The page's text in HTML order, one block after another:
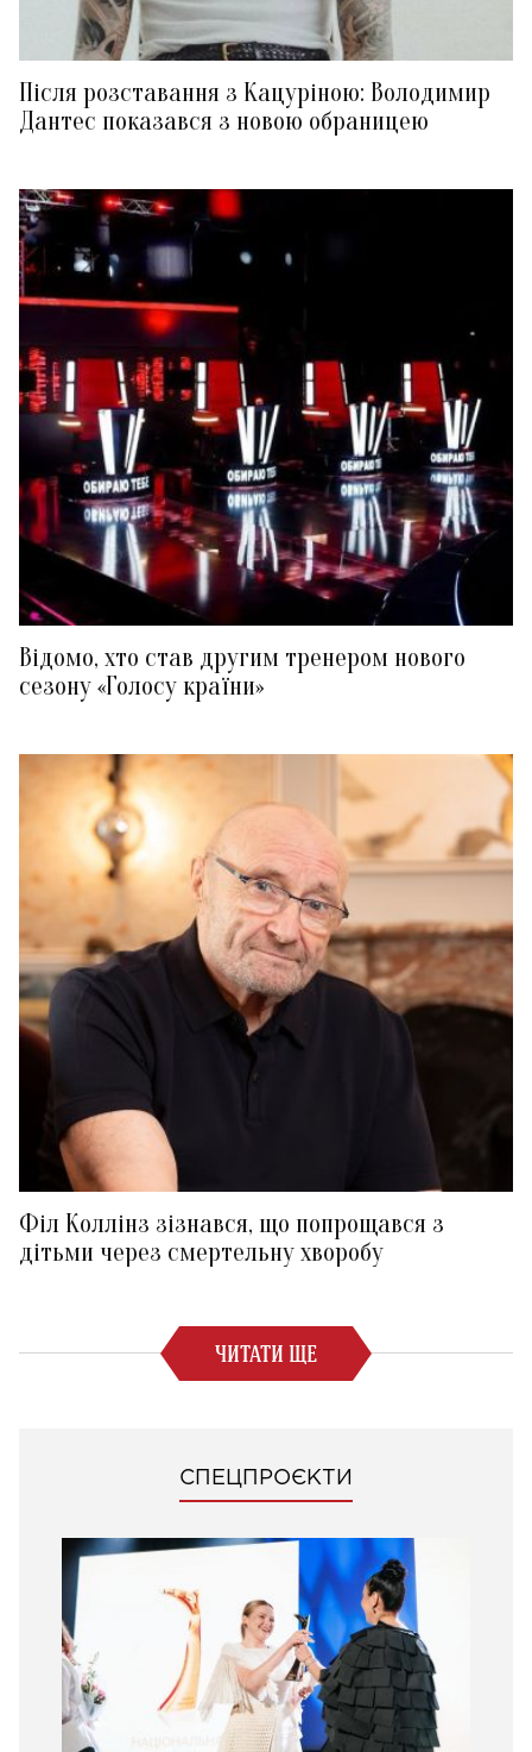
Після розставання з Кацуріною: Володимир
Дантес показався з новою обраницею
Відомо, хто став другим тренером нового
сезону «Голосу країни»
Філ Коллінз зізнався, що попрощався з
дітьми через смертельну хворобу
ЧИТАТИ ЩЕ
СПЕЦПРОЄКТИ